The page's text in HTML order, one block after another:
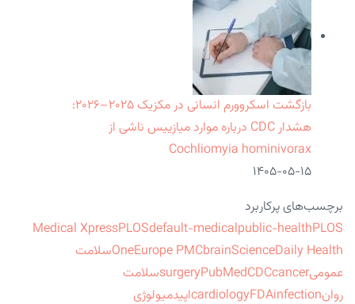
بازگشت اسکروورم انسانی در مکزیک ۲۰۲۵–۲۰۲۶:
هشدار CDC درباره موارد میازییس ناشی از
Cochliomyia hominivorax
۱۴۰۵-۰۵-۱۵
برچسب‌های پرکاربرد
Medical XpressPLOSdefault-medicalpublic-healthPLOS
OneEurope PMCbrainScienceDaily Health
سلامت
عمومی
surgeryPubMedCDCcancer
سلامت
روان
cardiologyFDAinfection اپیدمیولوژی